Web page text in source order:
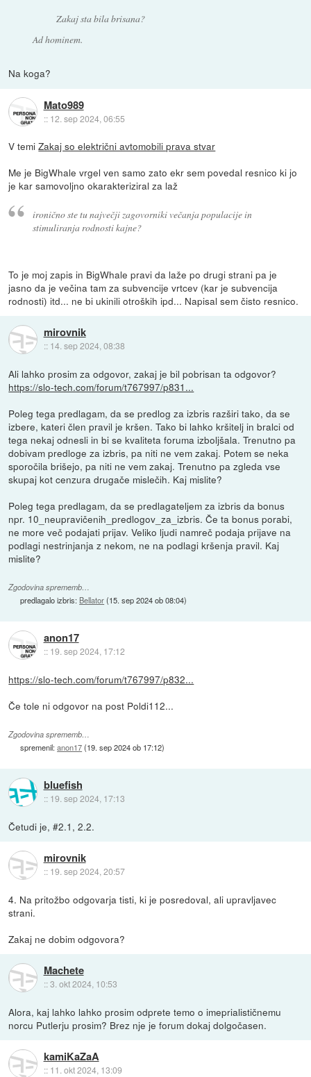
Zakaj sta bila brisana?
Ad hominem.
Na koga?
Mato989
:: 12. sep 2024, 06:55
V temiZakaj so električni avtomobili prava stvar
Me je BigWhale vrgel ven samo zato ekr sem povedal resnico ki jo
je kar samovoljno okarakteriziral za laž
ironično ste tu največji zagovorniki večanja populacije in
stimuliranja rodnosti kajne?
To je moj zapis in BigWhale pravi da laže po drugi strani pa je
jasno da je večina tam za subvencije vrtcev (kar je subvencija
rodnosti) itd... ne bi ukinili otroških ipd... Napisal sem čisto resnico.
mirovnik
:: 14. sep 2024, 08:38
Ali lahko prosim za odgovor, zakaj je bil pobrisan ta odgovor?
https://slo-tech.com/forum/t767997/p831...
Poleg tega predlagam, da se predlog za izbris razširi tako, da se
izbere, kateri člen pravil je kršen. Tako bi lahko kršitelj in bralci od
tega nekaj odnesli in bi se kvaliteta foruma izboljšala. Trenutno pa
dobivam predloge za izbris, pa niti ne vem zakaj. Potem se neka
sporočila brišejo, pa niti ne vem zakaj. Trenutno pa zgleda vse
skupaj kot cenzura drugače mislečih. Kaj mislite?
Poleg tega predlagam, da se predlagateljem za izbris da bonus
npr. 10_neupravičenih_predlogov_za_izbris. Če ta bonus porabi,
ne more več podajati prijav. Veliko ljudi namreč podaja prijave na
podlagi nestrinjanja z nekom, ne na podlagi kršenja pravil. Kaj
mislite?
Zgodovina sprememb…
predlagalo izbris: Bellator(15. sep 2024 ob 08:04)
anon17
:: 19. sep 2024, 17:12
https://slo-tech.com/forum/t767997/p832...
Če tole ni odgovor na post Poldi112...
Zgodovina sprememb…
spremenil:anon17(19. sep 2024 ob 17:12)
bluefish
:: 19. sep 2024, 17:13
Četudi je, #2.1, 2.2.
mirovnik
:: 19. sep 2024, 20:57
4. Na pritožbo odgovarja tisti, ki je posredoval, ali upravljavec
strani.
Zakaj ne dobim odgovora?
Machete
::3. okt 2024, 10:53
Alora, kaj lahko lahko prosim odprete temo o imeprialističnemu
norcu Putlerju prosim? Brez nje je forum dokaj dolgočasen.
kamiKaZaA
:: 11. okt 2024, 13:09